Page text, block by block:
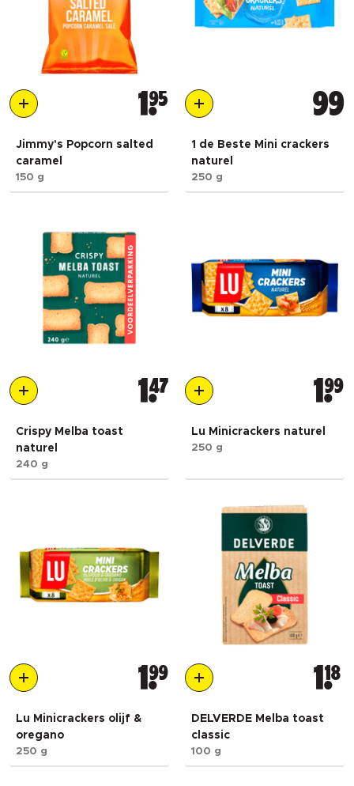
1 95
Jimmy's Popcorn salted
caramel
150 g
99
1 de Beste Mini crackers
naturel
250 g
1 47
Crispy Melba toast
naturel
240 g
1 99
Lu Minicrackers naturel
250 g
1 99
Lu Minicrackers olijf &
oregano
250 g
1 18
DELVERDE Melba toast
classic
100 g